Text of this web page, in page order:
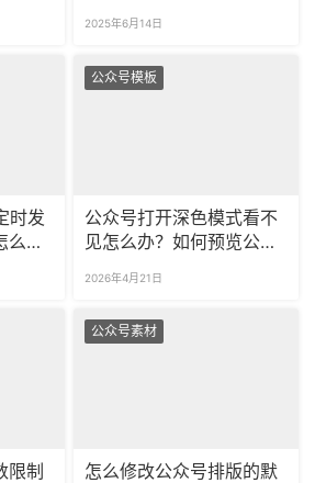
2025年6月14日
时发
么给
公众号模板
公众号打开深色模式看不
见怎么办？如何预览公众
2026年4月21日
限制
公众号素材
怎么修改公众号排版的默